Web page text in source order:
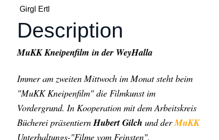
Girgl Ertl
Description
MuKK Kneipenfilm in der WeyHalla
Immer am zweiten Mittwoch im Monat steht beim
"MuKK Kneipenfilm" die Filmkunst im
Vordergrund. In Kooperation mit dem Arbeitskreis
Bücherei präsentiernHubert Gilch und derMuKK
Unterhaltungs-"Filme vom Feinsten".